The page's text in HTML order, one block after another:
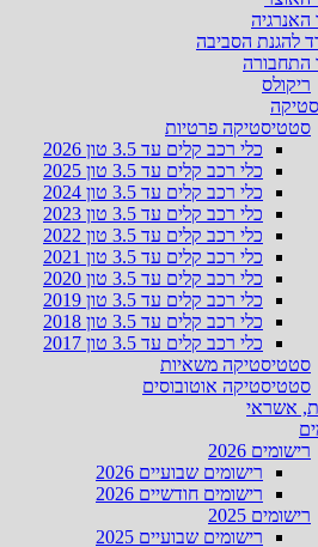
להגנת הסביבה
התחבורה
ריקולס
סטטיסטיקה פרטיות
כלי רכב קלים עד 3.5 טון 2026
כלי רכב קלים עד 3.5 טון 2025
כלי רכב קלים עד 3.5 טון 2024
כלי רכב קלים עד 3.5 טון 2023
כלי רכב קלים עד 3.5 טון 2022
כלי רכב קלים עד 3.5 טון 2021
כלי רכב קלים עד 3.5 טון 2020
כלי רכב קלים עד 3.5 טון 2019
כלי רכב קלים עד 3.5 טון 2018
כלי רכב קלים עד 3.5 טון 2017
סטטיסטיקה משאיות
סטטיסטיקה אוטובוסים
אשראי
רישומים 2026
רישומים שבועיים 2026
רישומים חודשיים 2026
רישומים 2025
רישומים שבועיים 2025